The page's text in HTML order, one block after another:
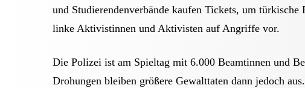
und Studierendenverbände kaufen Tickets, um
linke Aktivistinnen und Aktivisten auf Angriffe vor.
Die Polizei ist am Spieltag mit 6.000 Beamtinnen und
Drohungen bleiben größere Gewalttaten dann jedoch aus.